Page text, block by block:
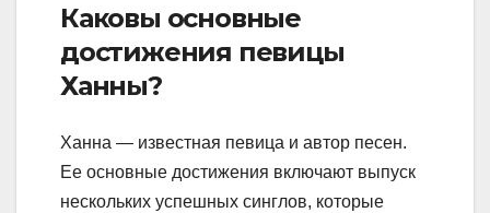
Каковы основные
достижения певицы
Ханны?
Ханна — известная певица и автор песен.
Ее основные достижения включают выпуск
нескольких успешных синглов, которые